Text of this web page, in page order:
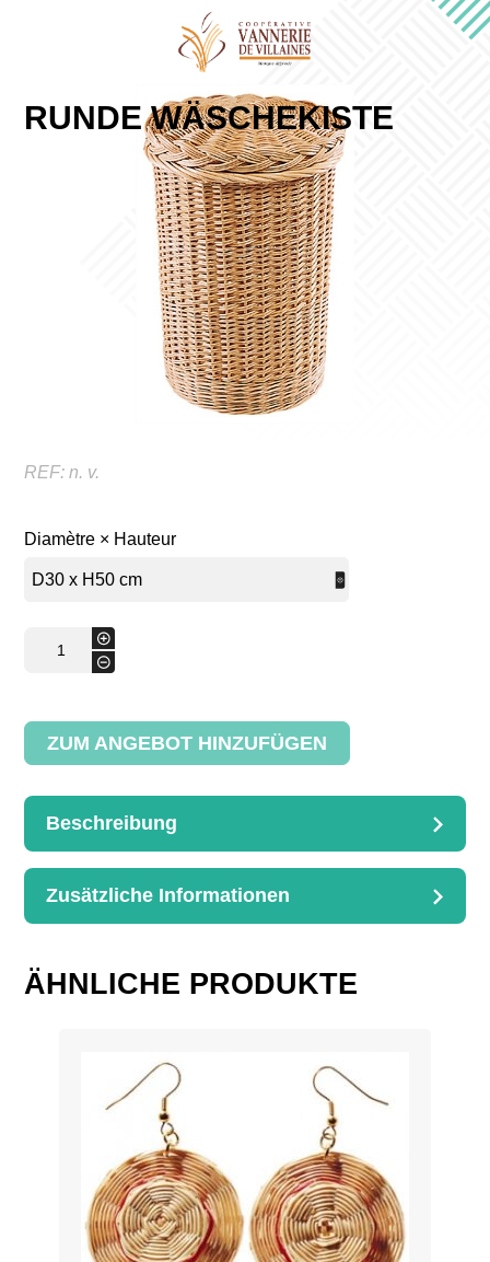
RUNDE WÄSCHEKISTE
REF:n. v.
Diamètre × Hauteur
-
Wäschekiste
+
ZUM ANGEBOT HINZUFÜGEN
Beschreibung
BESCHREIBUNG
Zusätzliche Informationen
INFORMATIONEN
Diamètre × Hauteur
D30 x H50 cm, D35 x H60
cm
ÄHNLICHE PRODUKTE